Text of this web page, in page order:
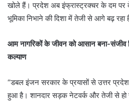
खोले हैं। प्रदेश अब इंफ्रास्ट्रक्चर के दम पर
भूमिका निभाने की दिशा में तेजी से आगे बढ़ रहा
आम नागरिकों के जीवन को आसान बना-संजीव
कल्याण
“डबल इंजन सरकार के प्रयासों से उत्तर प्रदेश
हुआ है। शानदार सड़क नेटवर्क और तेजी से हो